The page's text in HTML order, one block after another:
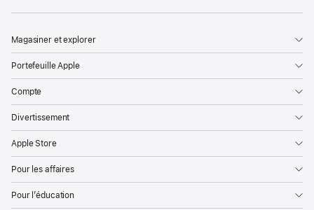
Magasiner et explorer
Portefeuille Apple
Compte
Divertissement
Apple Store
Pour les affaires
Pour l’éducation